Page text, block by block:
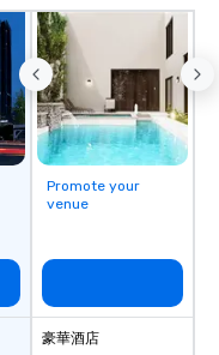
Promote your
venue
豪華酒店